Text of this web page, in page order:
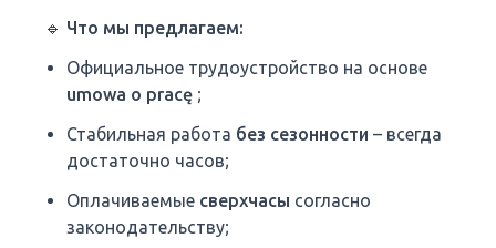
🔹 Что мы предлагаем:
Официальное трудоустройство на основе
umowa o pracę ;
Стабильная работа без сезонности – всегда
достаточно часов;
Оплачиваемые сверхчасы согласно
законодательству;